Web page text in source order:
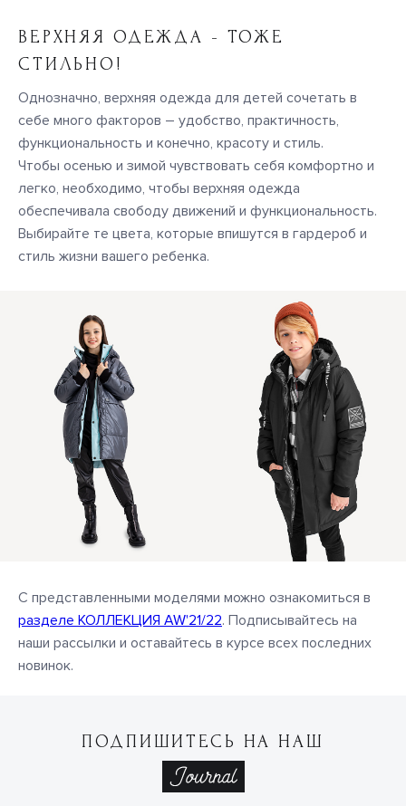
ВЕРХНЯЯ ОДЕЖДА - ТОЖЕ
СТИЛЬНО!
Однозначно, верхняя одежда для детей сочетать в
себе много факторов – удобство, практичность,
функциональность и конечно, красоту и стиль.
Чтобы осенью и зимой чувствовать себя комфортно и
легко, необходимо, чтобы верхняя одежда
обеспечивала свободу движений и функциональность.
Выбирайте те цвета, которые впишутся в гардероб и
стиль жизни вашего ребенка.
С представленными моделями можно ознакомиться в
разделе КОЛЛЕКЦИЯ AW'21/22. Подписывайтесь на
наши рассылки и оставайтесь в курсе всех последних
новинок.
ПОДПИШИТЕСЬ НА НАШ